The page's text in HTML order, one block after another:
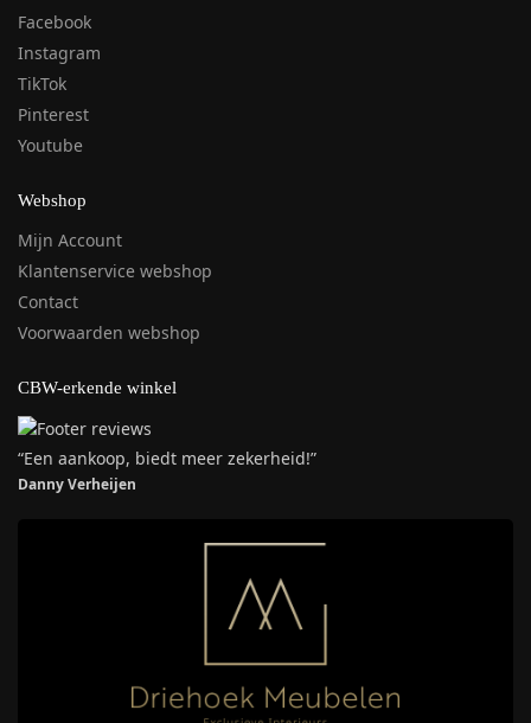
Facebook
Instagram
TikTok
Pinterest
Youtube
Webshop
Mijn Account
Klantenservice webshop
Contact
Voorwaarden webshop
CBW-erkende winkel
“Een aankoop, biedt meer zekerheid!”
Danny Verheijen